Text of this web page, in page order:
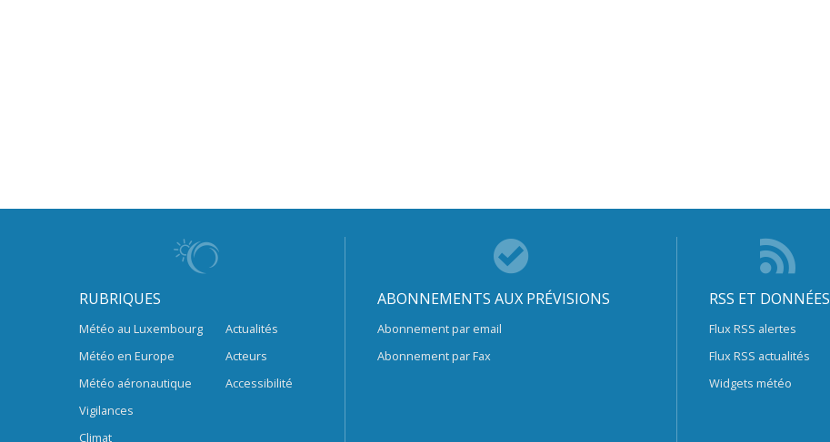
RUBRIQUES
Météo au Luxembourg
Météo en Europe
Météo aéronautique
Vigilances
Climat
Actualités
Acteurs
Accessibilité
ABONNEMENTS AUX PRÉVISIONS
Abonnement par email
Abonnement par Fax
RSS ET DONNÉES
Flux RSS alertes
Flux RSS actualités
Widgets météo